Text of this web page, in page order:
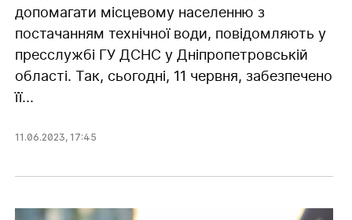
допомагати місцевому населенню з
постачанням технічної води, повідомляють у
пресслужбі ГУ ДСНС у Дніпропетровській
області. Так, сьогодні, 11 червня, забезпечено
її...
11.06.2023, 17:45